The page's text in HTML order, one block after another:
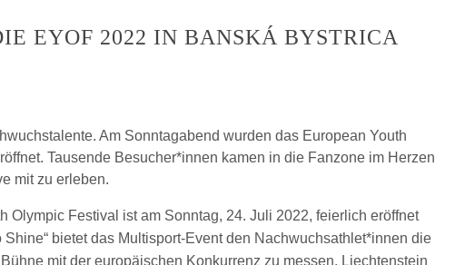
EYOF 2022 IN BANSKÁ BYSTRICA
Am Sonntagabend wurden das European Youth
Tausende Besucher*innen kamen in die Fanzone im Herzen
mit zu erleben.
Olympic Festival ist am Sonntag, 24. Juli 2022, feierlich eröffnet
Shine“ bietet das Multisport-Event den Nachwuchsathlet*innen die
mit der europäischen Konkurrenz zu messen. Liechtenstein